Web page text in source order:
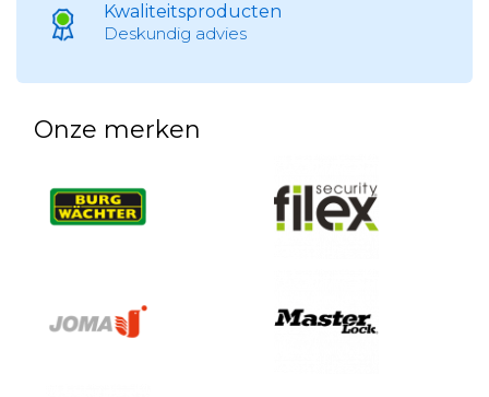
Kwaliteitsproducten
Deskundig advies
Onze merken